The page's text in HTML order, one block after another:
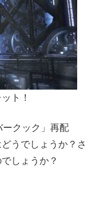
ト！
クック」再配
うでしょうか？さ
しょうか？